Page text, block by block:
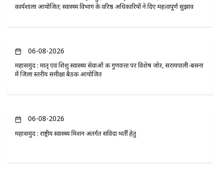
कार्यशाला आयोजित; स्वास्थ्य विभाग के वरिष्ठ अधिकारियों ने दिए महत्वपूर्ण सुझाव
06-08-2026
महासमुंद : मातृ एवं शिशु स्वास्थ्य सेवाओं की गुणवत्ता पर विशेष जोर, सरायपाली-बसना
में जिला स्तरीय समीक्षा बैठक आयोजित
06-08-2026
महासमुंद : राष्ट्रीय स्वास्थ्य मिशन अंतर्गत संविदा भर्ती हेतु